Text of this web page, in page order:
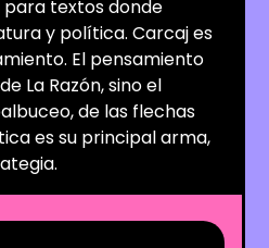
para textos donde
y política. Carcaj es
El pensamiento
La Razón, sino el
de las flechas
es su principal arma,